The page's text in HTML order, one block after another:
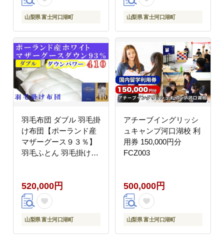
FAG183
山梨県 富士河口湖町 山梨県 富士河口湖町
羽毛布団 ダブル 羽毛掛
け布団【ポーランド産
マザーグース９３％】
羽毛ふとん 羽毛掛けふ
羽毛掛け布団 寝具 冬用
羽毛布団 FAG082
520,000円
山梨県 富士河口湖町
アチーブイングリッシ
ュキャンプ河口湖校 利
用券 150,000円分
FCZ003
500,000円
山梨県 富士河口湖町